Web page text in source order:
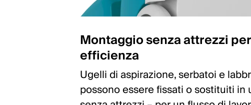
Montaggio senza attrezzi
efficienza
Ugelli di aspirazione, serbatoi e
possono essere fissati o sostituiti in